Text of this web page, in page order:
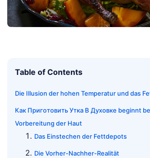
Table of Contents
Die Illusion der hohen Temperatur und das
Как Приготовить Утка В Духовке beginnt
Vorbereitung der Haut
Das Einstechen der Fettdepots
Die Vorher-Nachher-Realität